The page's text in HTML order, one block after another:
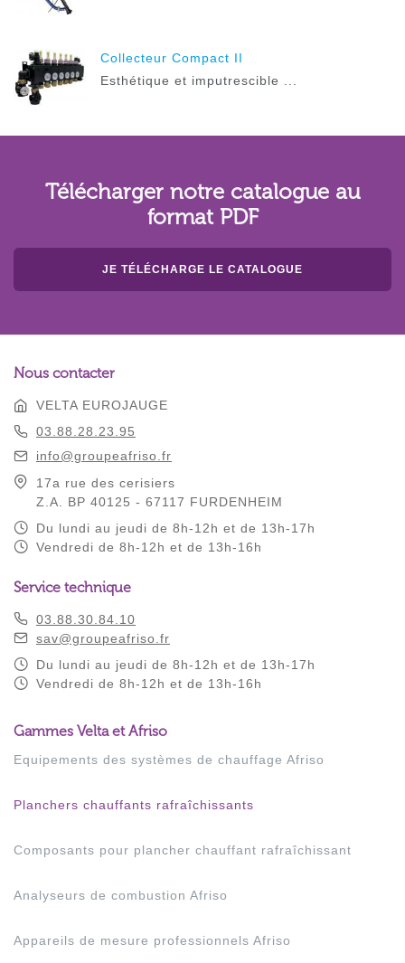
Collecteur Compact II
Esthétique et imputrescible ...
Télécharger notre catalogue au
format PDF
JE TÉLÉCHARGE LE CATALOGUE
Nous contacter
VELTA EUROJAUGE
03.88.28.23.95
info@groupeafriso.fr
17a rue des cerisiers
Z.A. BP 40125 - 67117 FURDENHEIM
Du lundi au jeudi de 8h-12h et de 13h-17h
Vendredi de 8h-12h et de 13h-16h
Service technique
03.88.30.84.10
sav@groupeafriso.fr
Du lundi au jeudi de 8h-12h et de 13h-17h
Vendredi de 8h-12h et de 13h-16h
Gammes Velta et Afriso
Equipements des systèmes de chauffage Afriso
Planchers chauffants rafraîchissants
Composants pour plancher chauffant rafraîchissant
Analyseurs de combustion Afriso
Appareils de mesure professionnels Afriso